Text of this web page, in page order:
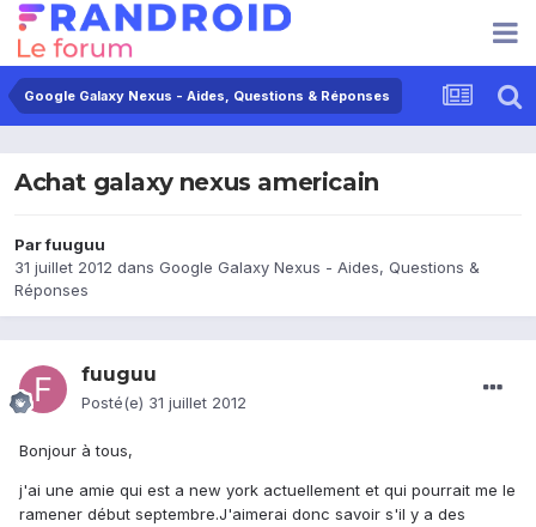
Google Galaxy Nexus - Aides, Questions & Réponses
Achat galaxy nexus americain
Parfuuguu
31 juillet 2012 dans Google Galaxy Nexus - Aides, Questions &
Réponses
fuuguu
Posté(e) 31 juillet 2012
Bonjour à tous,
j'ai une amie qui est a new york actuellement et qui pourrait me le
ramener début septembre.J'aimerai donc savoir s'il y a des